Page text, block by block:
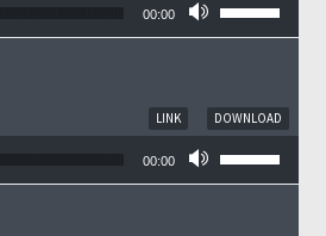
00:00
DOWNLOAD
LINK
00:00